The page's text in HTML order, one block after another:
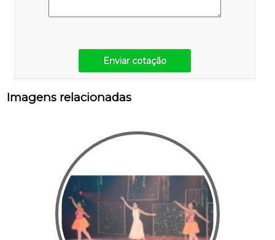
Enviar cotação
Imagens relacionadas